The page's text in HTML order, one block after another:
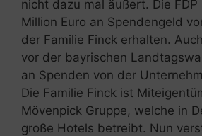
nicht dazu mal äußert. Die FDP
Million Euro an Spendengeld
der Familie Finck erhalten.
vor der bayrischen
an Spenden von der
Die Familie Finck ist
Mövenpick Gruppe, welche in
große Hotels betreibt. Nun